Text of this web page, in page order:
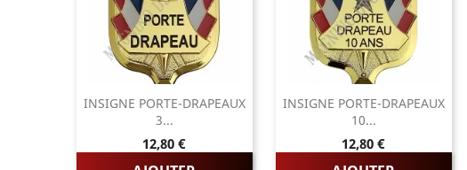
INSIGNE PORTE-DRAPEAUX
3...
Prix
12,80 €
INSIGNE PORTE-DRAPEAUX
10...
Prix
12,80 €